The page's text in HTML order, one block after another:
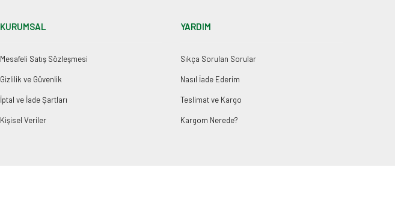
KURUMSAL
Mesafeli Satış Sözleşmesi
Gizlilik ve Güvenlik
İptal ve İade Şartları
Kişisel Veriler
YARDIM
Sıkça Sorulan Sorular
Nasıl İade Ederim
Teslimat ve Kargo
Kargom Nerede?